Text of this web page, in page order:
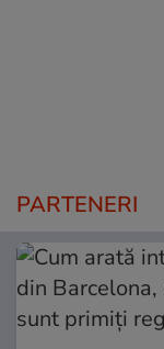
PARTENERI